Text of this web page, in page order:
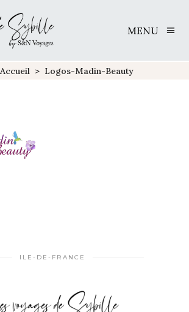
MENU
Accueil > Logos-Madin-Beauty
ILE-DE-FRANCE